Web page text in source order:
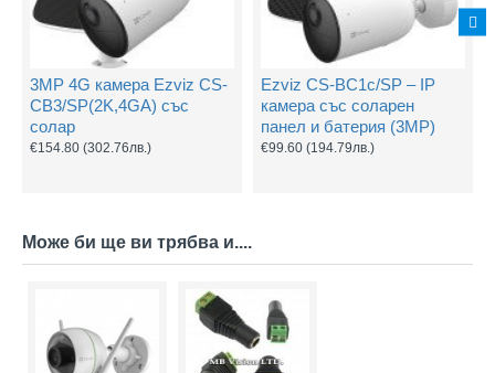
3MP 4G камера Ezviz CS-
CB3/SP(2K,4GA) със
солар
€154.80 (302.76лв.)
Ezviz CS-BC1c/SP – IP
камера със соларен
панел и батерия (3MP)
€99.60 (194.79лв.)
Може би ще ви трябва и....